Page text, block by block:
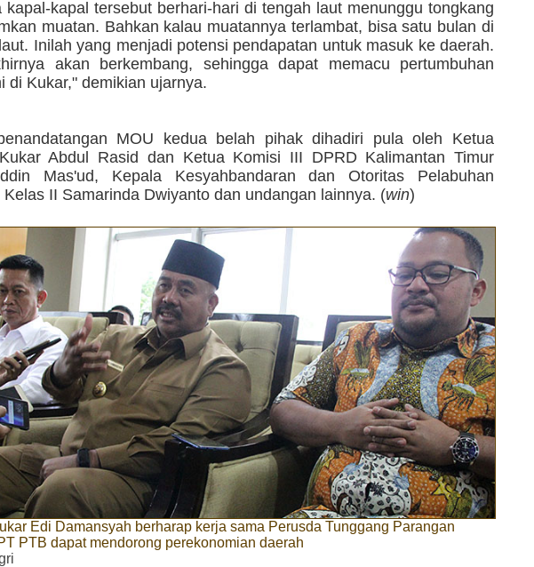
kapal-kapal tersebut berhari-hari di tengah laut menunggu tongkang
muatan. Bahkan kalau muatannya terlambat, bisa satu bulan di
Inilah yang menjadi potensi pendapatan untuk masuk ke daerah.
akan berkembang, sehingga dapat memacu pertumbuhan
di Kukar," demikian ujarnya.
MOU kedua belah pihak dihadiri pula oleh Ketua
Abdul Rasid dan Ketua Komisi III DPRD Kalimantan Timur
Mas'ud, Kepala Kesyahbandaran dan Otoritas Pelabuhan
Kelas II Samarinda Dwiyanto dan undangan lainnya. (win)
Edi Damansyah berharap kerja sama Perusda Tunggang Parangan
PTB dapat mendorong perekonomian daerah